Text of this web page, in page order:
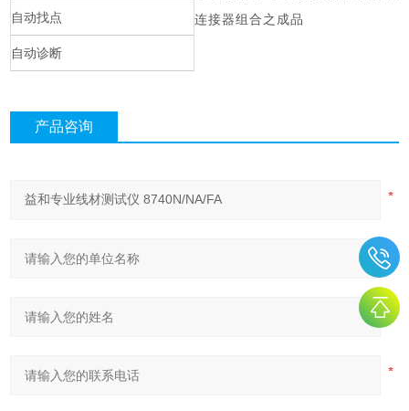
自动找点
自动诊断
连接器组合之成品
产品咨询